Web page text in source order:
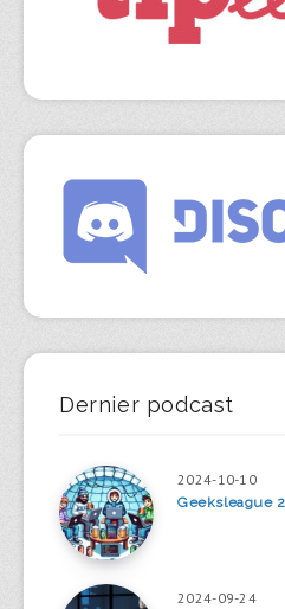
Dernier podcast
2024-10-10
Geeksleague
2024-09-24